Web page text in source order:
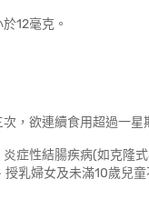
12毫克。
，欲連續食用超過一星
症性結腸疾病(如克隆
乳婦女及未滿10歲兒